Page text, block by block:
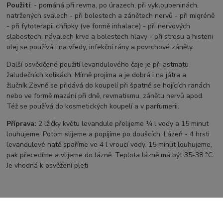
Použití: - pomáhá při revma, po úrazech, při vykloubeninách,
natržených svalech - při bolestech a zánětech nervů - při migréně
- při fytoterapii chřipky (ve formě inhalace) - při nervových
slabostech, návalech krve a bolestech hlavy - při stresu a histerii
olej se používá i na vředy, infekční rány a povrchové záněty.
Další osvědčené použití levandulového čaje je při astmatu
žaludečních kolikách. Mírně projíma a je dobrá i na játra a
žlučník.Zevně se přidává do koupelí při špatně se hojících ranách
nebo ve formě mazání při dně, revmatismu, zánětu nervů apod.
Též se používá do kosmetických koupelí a v parfumerii.
Příprava: 2 lžičky květu levandule přelijeme ¼ l vody a 15 minut
louhujeme. Potom slijeme a popíjíme po doušcích. Lázeň - 4 hrsti
levandulové natě spaříme ve 4 l vroucí vody. 15 minut louhujeme,
pak přecedíme a vlijeme do lázně. Teplota lázně má být 35-38 °C.
Je vhodná k osvěžení pleti